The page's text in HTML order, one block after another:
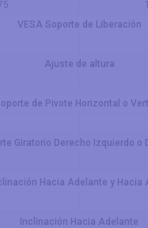
VESA Soporte de Liberación
Ajuste de altura
de Pivote Horizontal o
Giratorio Derecho Izquierdo o
Hacia Adelante y Hacia
Inclinación Hacia Adelante